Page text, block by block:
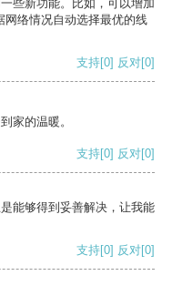
些新功能。比如，可以增加
网络情况自动选择最优的线
支持[0] 反对[0]
家的温暖。
支持[0] 反对[0]
能够得到妥善解决，让我能
支持[0] 反对[0]